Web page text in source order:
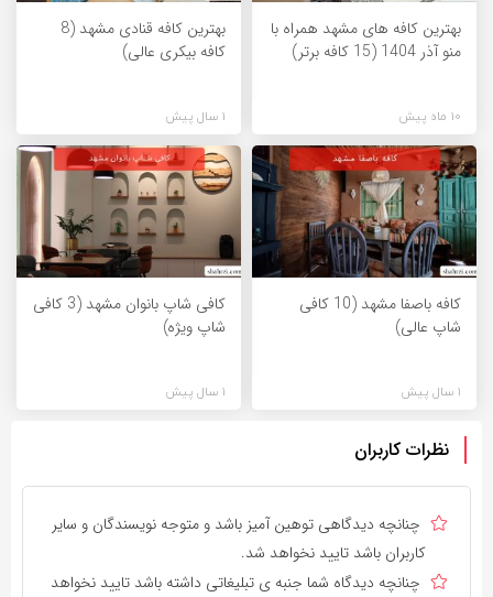
بهترین کافه های مشهد همراه با
منو آذر 1404 (15 کافه برتر)
10 ماه پیش
بهترین کافه قنادی مشهد (8
کافه بیکری عالی)
1 سال پیش
کافه باصفا مشهد (10 کافی
شاپ عالی)
1 سال پیش
کافی شاپ بانوان مشهد (3 کافی
شاپ ویژه)
1 سال پیش
نظرات کاربران
چنانچه دیدگاهی توهین آمیز باشد و متوجه نویسندگان و سایر
کاربران باشد تایید نخواهد شد.
چنانچه دیدگاه شما جنبه ی تبلیغاتی داشته باشد تایید نخواهد